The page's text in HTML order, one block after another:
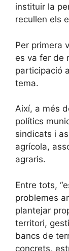
instituir la
recullen els
Per primera
es va fer de
participació
tema.
Així, a més
polítics
sindicats i
agrícola,
agraris.
Entre tots,
problemes
plantejar
territori,
bancs de
concrets,